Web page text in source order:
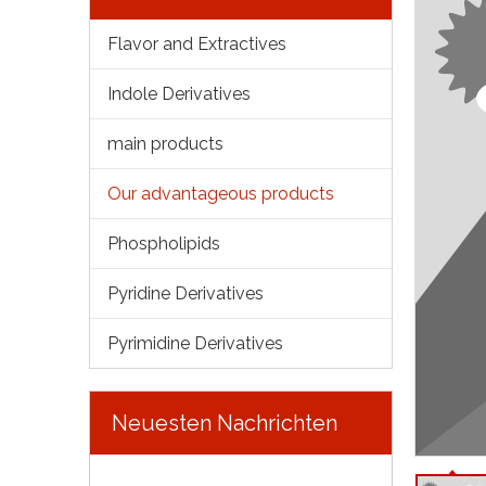
Flavor and Extractives
Indole Derivatives
main products
Our advantageous products
Phospholipids
Pyridine Derivatives
Pyrimidine Derivatives
Neuesten Nachrichten